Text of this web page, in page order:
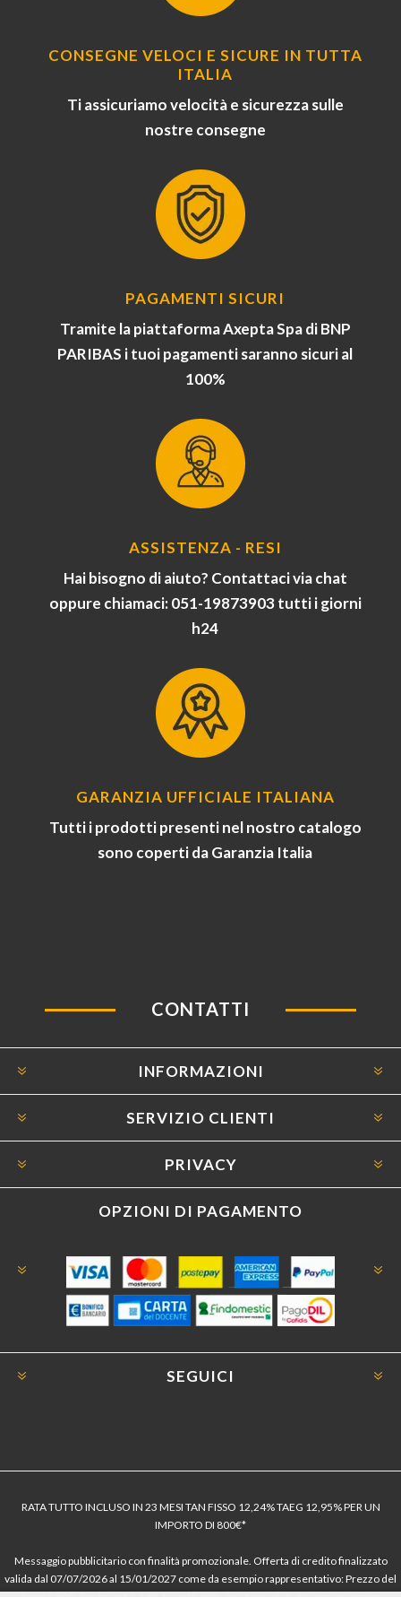
CONSEGNE VELOCI E SICURE IN TUTTA
ITALIA
Ti assicuriamo velocità e sicurezza sulle
nostre consegne
PAGAMENTI SICURI
Tramite la piattaforma Axepta Spa di BNP
PARIBAS i tuoi pagamenti saranno sicuri al
100%
ASSISTENZA - RESI
Hai bisogno di aiuto? Contattaci via chat
oppure chiamaci: 051-19873903 tutti i giorni
h24
GARANZIA UFFICIALE ITALIANA
Tutti i prodotti presenti nel nostro catalogo
sono coperti da Garanzia Italia
CONTATTI
INFORMAZIONI
SERVIZIO CLIENTI
PRIVACY
OPZIONI DI PAGAMENTO
SEGUICI
RATA TUTTO INCLUSO IN 23 MESI TAN FISSO 12,24% TAEG 12,95% PER UN
IMPORTO DI 800€*
Messaggio pubblicitario con finalità promozionale. Offerta di credito finalizzato
valida dal 07/07/2026 al 15/01/2027 come da esempio rappresentativo: Prezzo del